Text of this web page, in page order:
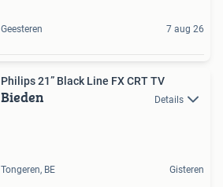
Geesteren 7 aug 26
Philips 21” Black Line FX CRT TV
Bieden Details
Tongeren, BE Gisteren